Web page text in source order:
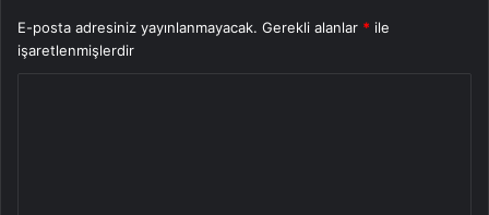
E-posta adresiniz yayınlanmayacak. Gerekli alanlar * ile
işaretlenmişlerdir